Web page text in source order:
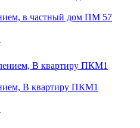
в частный дом ПМ 57
В квартиру ПКМ1